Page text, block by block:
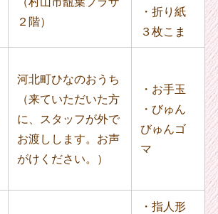
２階）
・折り紙
３枚こま
河北町ひなのおうち
（来ていただいた方
に、スタッフが外で
お渡しします。お声
がけください。）
・お手玉
・びゅん
びゅんゴ
マ
・指人形